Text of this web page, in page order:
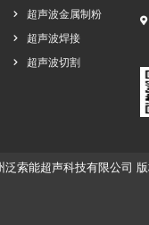
超声波金属制粉
超声波焊接
超声波切割
索能超声科技有限公司